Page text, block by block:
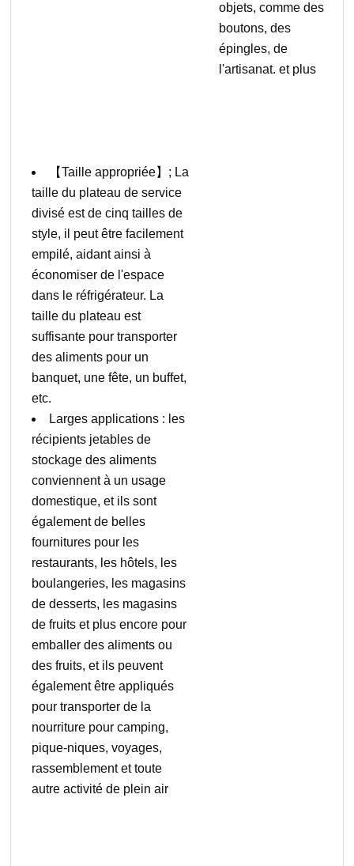
objets, comme des
boutons, des
épingles, de
l'artisanat. et plus
【Taille appropriée】; La
taille du plateau de service
divisé est de cinq tailles de
style, il peut être facilement
empilé, aidant ainsi à
économiser de l'espace
dans le réfrigérateur. La
taille du plateau est
suffisante pour transporter
des aliments pour un
banquet, une fête, un buffet,
etc.
Larges applications : les
récipients jetables de
stockage des aliments
conviennent à un usage
domestique, et ils sont
également de belles
fournitures pour les
restaurants, les hôtels, les
boulangeries, les magasins
de desserts, les magasins
de fruits et plus encore pour
emballer des aliments ou
des fruits, et ils peuvent
également être appliqués
pour transporter de la
nourriture pour camping,
pique-niques, voyages,
rassemblement et toute
autre activité de plein air